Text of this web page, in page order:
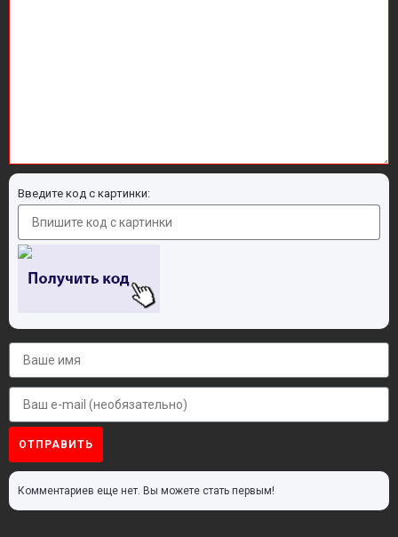
Введите код с картинки:
ОТПРАВИТЬ
Комментариев еще нет. Вы можете стать первым!